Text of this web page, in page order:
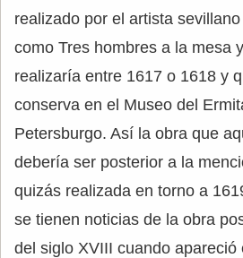
realizado por el artista
como Tres hombres a la mesa
realizaría entre 1617 o 1618 y
conserva en el Museo del
Petersburgo. Así la obra que
debería ser posterior a la
quizás realizada en torno a
se tienen noticias de la obra
del siglo XVIII cuando apareció